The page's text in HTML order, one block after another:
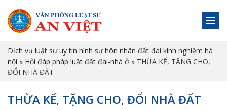
Dịch vụ luật sư uy tín hình sự hôn nhân đất đai kinh nghiệm hà
nội » Hỏi đáp pháp luật đất đai-nhà ở » THỪA KẾ, TẶNG CHO,
ĐỔI NHÀ ĐẤT
THỪA KẾ, TẶNG CHO, ĐỔI NHÀ ĐẤT